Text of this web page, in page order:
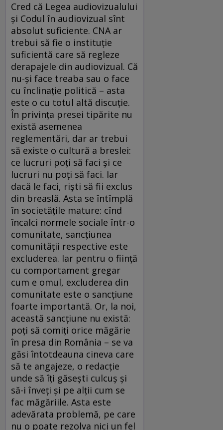
Cred că Legea audiovizualului
și Codul în audiovizual sînt
absolut suficiente. CNA ar
trebui să fie o instituție
suficientă care să regleze
derapajele din audiovizual. Că
nu-și face treaba sau o face
cu înclinație politică – asta
este o cu totul altă discuție.
În privința presei tipărite nu
există asemenea
reglementări, dar ar trebui
să existe o cultură a breslei:
ce lucruri poți să faci și ce
lucruri nu poți să faci. Iar
dacă le faci, riști să fii exclus
din breaslă. Asta se întîmplă
în societățile mature: cînd
încalci normele sociale într-o
comunitate, sancţiunea
comunității respective este
excluderea. Iar pentru o ființă
cu comportament gregar
cum e omul, excluderea din
comunitate este o sancțiune
foarte importantă. Or, la noi,
această sancțiune nu există:
poți să comiți orice măgărie
în presa din România – se va
găsi întotdeauna cineva care
să te angajeze, o redacție
unde să îți găsești culcuș și
să-i înveți și pe alții cum se
fac măgăriile. Asta este
adevărata problemă, pe care
nu o poate rezolva nici un fel